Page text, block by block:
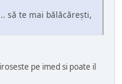
să te mai bălăcărești,
pe imed si poate il